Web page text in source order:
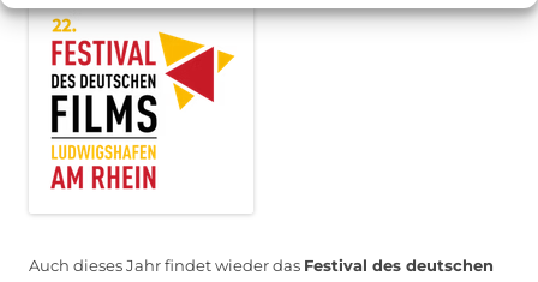
Auch dieses Jahr findet wieder das Festival des deutschen